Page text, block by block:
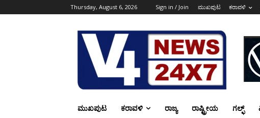
Thursday, August 6, 2026 Sign in / Join ಮುಖಪುಟ ಕರಾವಳಿ
ಮುಖಪುಟ ಕರಾವಳಿ ರಾಜ್ಯ ರಾಷ್ಟ್ರೀಯ ಗಲ್ಫ್